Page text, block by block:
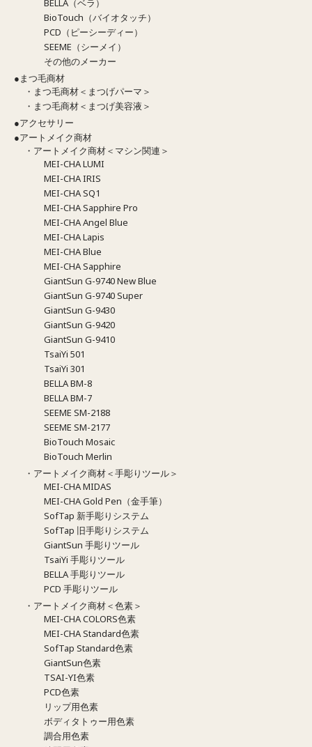
BELLA（ベラ）
BioTouch（バイオタッチ）
PCD（ピーシーディー）
SEEME（シーメイ）
その他のメーカー
●まつ毛商材
・まつ毛商材＜まつげパーマ＞
・まつ毛商材＜まつげ美容液＞
●アクセサリー
●アートメイク商材
・アートメイク商材＜マシン関連＞
MEI-CHA LUMI
MEI-CHA IRIS
MEI-CHA SQ1
MEI-CHA Sapphire Pro
MEI-CHA Angel Blue
MEI-CHA Lapis
MEI-CHA Blue
MEI-CHA Sapphire
GiantSun G-9740 New Blue
GiantSun G-9740 Super
GiantSun G-9430
GiantSun G-9420
GiantSun G-9410
TsaiYi 501
TsaiYi 301
BELLA BM-8
BELLA BM-7
SEEME SM-2188
SEEME SM-2177
BioTouch Mosaic
BioTouch Merlin
・アートメイク商材＜手彫りツール＞
MEI-CHA MIDAS
MEI-CHA Gold Pen（金手筆）
SofTap 新手彫りシステム
SofTap 旧手彫りシステム
GiantSun 手彫りツール
TsaiYi 手彫りツール
BELLA 手彫りツール
PCD 手彫りツール
・アートメイク商材＜色素＞
MEI-CHA COLORS色素
MEI-CHA Standard色素
SofTap Standard色素
GiantSun色素
TSAI-YI色素
PCD色素
リップ用色素
ボディタトゥー用色素
調合用色素